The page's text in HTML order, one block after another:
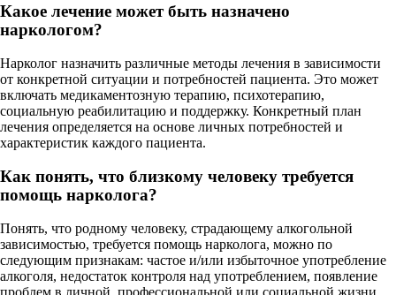
Какое лечение может быть назначено
наркологом?
Нарколог назначить различные методы лечения в зависимости
от конкретной ситуации и потребностей пациента. Это может
включать медикаментозную терапию, психотерапию,
социальную реабилитацию и поддержку. Конкретный план
лечения определяется на основе личных потребностей и
характеристик каждого пациента.
Как понять, что близкому человеку требуется
помощь нарколога?
Понять, что родному человеку, страдающему алкогольной
зависимостью, требуется помощь нарколога, можно по
следующим признакам: частое и/или избыточное употребление
алкоголя, недостаток контроля над употреблением, появление
проблем в личной, профессиональной или социальной жизни